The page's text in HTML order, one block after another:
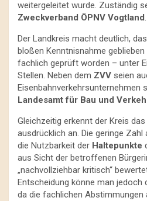
weitergeleitet wurde. Zuständig
Zweckverband ÖPNV Vogtland.
Der Landkreis macht deutlich,
bloßen Kenntnisnahme
fachlich geprüft worden – unter
Stellen. Neben dem ZVV seien
Eisenbahnverkehrsunternehmen
Landesamt für Bau und
Gleichzeitig erkennt der Kreis
ausdrücklich an. Die geringe
die Nutzbarkeit der Haltepunkte
aus Sicht der betroffenen
„nachvollziehbar kritisch“
Entscheidung könne man
da die fachlichen Abstimmungen